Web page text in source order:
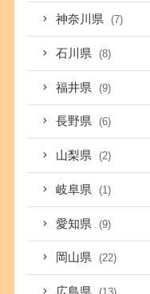
神奈川県 (7)
石川県 (8)
福井県 (9)
長野県 (6)
山梨県 (2)
岐阜県 (1)
愛知県 (9)
岡山県 (22)